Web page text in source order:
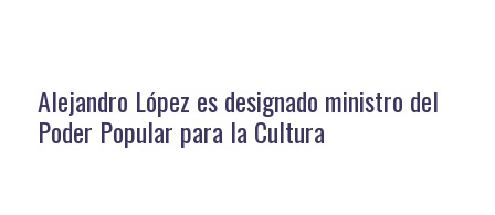
Alejandro López es designado ministro del
Poder Popular para la Cultura